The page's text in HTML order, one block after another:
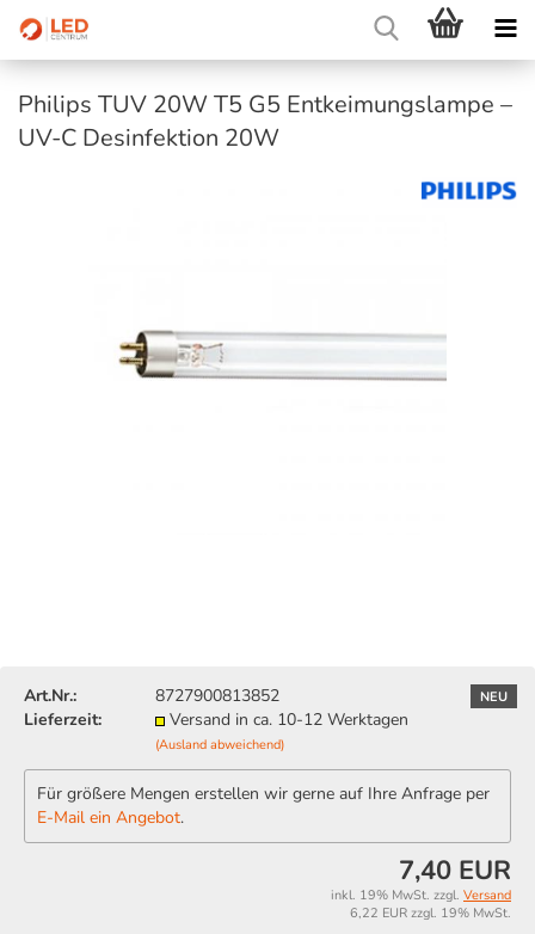
Philips TUV 20W T5 G5 Entkeimungslampe –
UV-C Desinfektion 20W
NEU
Art.Nr.:
8727900813852
Lieferzeit:
Versand in ca. 10-12 Werktagen
(Ausland abweichend)
Für größere Mengen erstellen wir gerne auf Ihre Anfrage per
E-Mail ein Angebot.
7,40 EUR
inkl. 19% MwSt. zzgl. Versand
6,22 EUR zzgl. 19% MwSt.